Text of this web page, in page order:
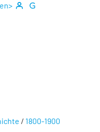
/ 1800-1900